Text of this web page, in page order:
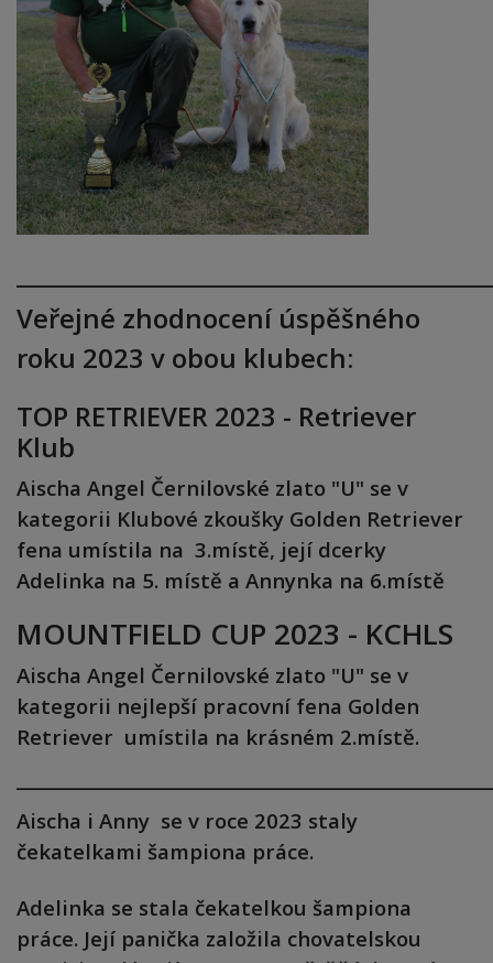
Veřejné zhodnocení úspěšného
roku 2023 v obou klubech:
TOP RETRIEVER 2023 - Retriever
Klub
Aischa Angel Černilovské zlato "U" se v
kategorii Klubové zkoušky Golden Retriever
fena umístila na 3.místě, její dcerky
Adelinka na 5. místě a Annynka na 6.místě
MOUNTFIELD CUP 2023 - KCHLS
Aischa Angel Černilovské zlato "U" se v
kategorii nejlepší pracovní fena Golden
Retriever umístila na krásném 2.místě.
Aischa i Anny se v roce 2023 staly
čekatelkami šampiona práce.
Adelinka se stala čekatelkou šampiona
práce. Její panička založila chovatelskou